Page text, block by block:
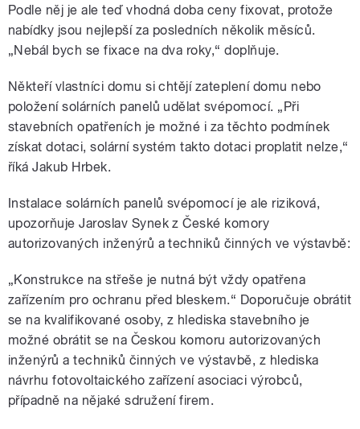
Podle něj je ale teď vhodná doba ceny fixovat, protože
nabídky jsou nejlepší za posledních několik měsíců.
„Nebál bych se fixace na dva roky,“ doplňuje.
Někteří vlastníci domu si chtějí zateplení domu nebo
položení solárních panelů udělat svépomocí. „Při
stavebních opatřeních je možné i za těchto podmínek
získat dotaci, solární systém takto dotaci proplatit nelze,“
říká Jakub Hrbek.
Instalace solárních panelů svépomocí je ale riziková,
upozorňuje Jaroslav Synek z České komory
autorizovaných inženýrů a techniků činných ve výstavbě:
„Konstrukce na střeše je nutná být vždy opatřena
zařízením pro ochranu před bleskem.“ Doporučuje obrátit
se na kvalifikované osoby, z hlediska stavebního je
možné obrátit se na Českou komoru autorizovaných
inženýrů a techniků činných ve výstavbě, z hlediska
návrhu fotovoltaického zařízení asociaci výrobců,
případně na nějaké sdružení firem.